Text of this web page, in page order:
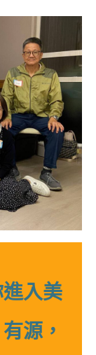
進入美
源，